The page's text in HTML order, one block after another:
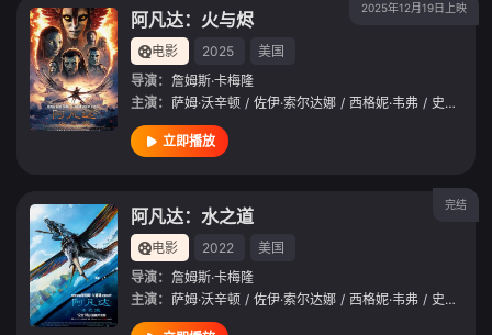
2025年12月19日上映
阿凡达：火与烬
电影 2025
美国
导演： 詹姆斯·卡梅隆
主演： 萨姆·沃辛顿 / 佐伊·索尔达娜 / 西格妮·韦弗 / 史蒂芬·朗
立即播放
完结
阿凡达：水之道
电影 2022
美国
导演： 詹姆斯·卡梅隆
主演： 萨姆·沃辛顿 / 佐伊·索尔达娜 / 西格妮·韦弗 / 史蒂芬·朗